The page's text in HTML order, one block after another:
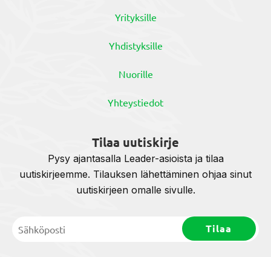
Yrityksille
Yhdistyksille
Nuorille
Yhteystiedot
Tilaa uutiskirje
Pysy ajantasalla Leader-asioista ja tilaa
uutiskirjeemme. Tilauksen lähettäminen ohjaa sinut
uutiskirjeen omalle sivulle.